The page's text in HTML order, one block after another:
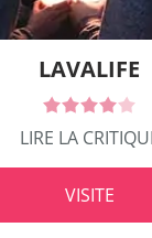
LAVALIFE
LIRE LA
VISITE